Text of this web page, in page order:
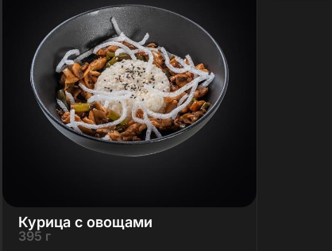
Курица с овощами
395 г